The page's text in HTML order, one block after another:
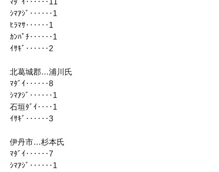
ｼﾏｱｼﾞ‥‥‥1
ﾋﾗﾏｻ‥‥‥1
ｶﾝﾊﾟﾁ‥‥‥1
ｲｻｷﾞ‥‥‥2
北葛城郡…浦川氏
ﾏﾀﾞｲ‥‥‥8
ｼﾏｱｼﾞ‥‥‥1
石垣ﾀﾞｲ‥‥1
ｲｻｷﾞ‥‥‥3
伊丹市…杉本氏
ﾏﾀﾞｲ‥‥‥7
ｼﾏｱｼﾞ‥‥‥1